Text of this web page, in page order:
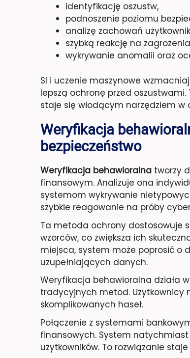
identyfikację oszustw,
podnoszenie poziomu
analizę zachowań
szybką reakcję na
wykrywanie anomalii oraz
SI i uczenie maszynowe
lepszą ochronę przed
staje się wiodącym narzędziem w
Weryfikacja
bezpieczeństwo
Weryfikacja behawioralna tworzy
finansowym. Analizuje ona
systemom wykrywanie
szybkie reagowanie na próby
Ta metoda ochrony dostosowuje
wzorców, co zwiększa ich
miejsca, system może poprosić o
uzupełniających danych.
Weryfikacja behawioralna działa
tradycyjnych metod. Użytkownicy
skomplikowanych haseł.
Połączenie z systemami
finansowych. System
użytkowników. To rozwiązanie